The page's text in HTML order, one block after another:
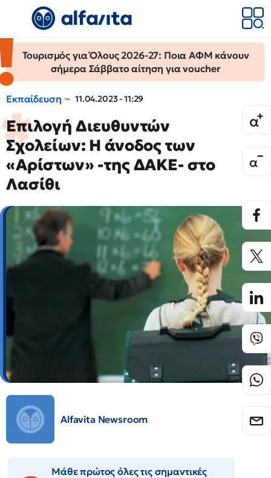
Τουρισμός για Όλους 2026-27: Ποια ΑΦΜ κάνουν
σήμερα Σάββατο αίτηση για voucher
Εκπαίδευση 11.04.2023 - 11:29
Επιλογή Διευθυντών
Σχολείων: Η άνοδος των
«Αρίστων» -της ΔΑΚΕ- στο
Λασίθι
Alfavita Newsroom
Μάθε πρώτος όλες τις σημαντικές